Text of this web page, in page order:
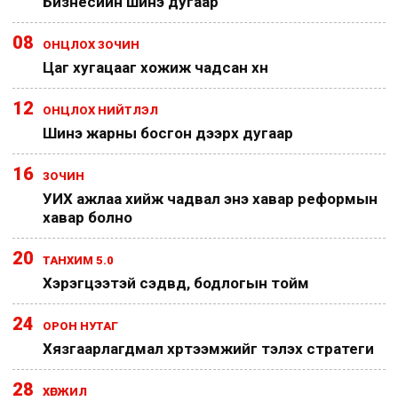
08 ОНЦЛОХ ЗОЧИН
Цаг хугацааг хожиж чадсан хүн
12 ОНЦЛОХ НИЙТЛЭЛ
Шинэ жарны босгон дээрх дугаар
16 ЗОЧИН
УИХ ажлаа хийж чадвал энэ хавар реформын
хавар болно
20 ТАНХИМ 5.0
Хэрэгцээтэй сэдвүүд, бодлогын тойм
24 ОРОН НУТАГ
Хязгаарлагдмал хүртээмжийг тэлэх стратеги
28 ХӨГЖИЛ